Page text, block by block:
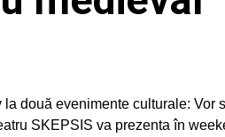
două evenimente culturale: Vor
SKEPSIS va prezenta în